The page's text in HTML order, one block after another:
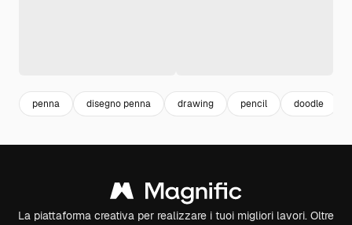
penna disegno penna drawing pencil doodle
La piattaforma creativa per realizzare i tuoi migliori lavori. Oltre